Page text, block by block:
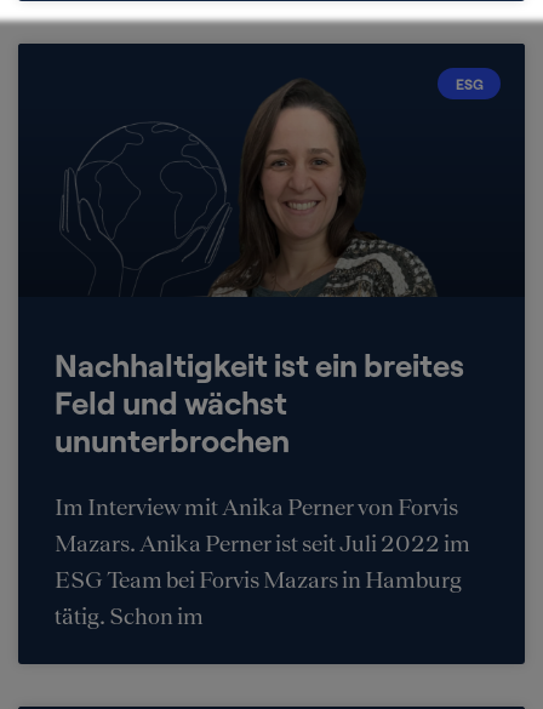
ESG
Nachhaltigkeit ist ein breites
Feld und wächst
ununterbrochen
Im Interview mit Anika Perner von Forvis
Mazars. Anika Perner ist seit Juli 2022 im
ESG Team bei Forvis Mazars in Hamburg
tätig. Schon im